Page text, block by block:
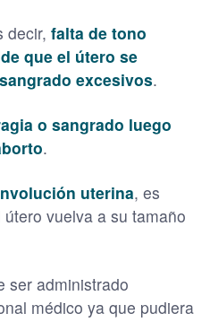
decir, falta de tono
que el útero se
excesivos.
o sangrado luego
.
uterina, es
vuelva a su tamaño
ser administrado
médico ya que pudiera